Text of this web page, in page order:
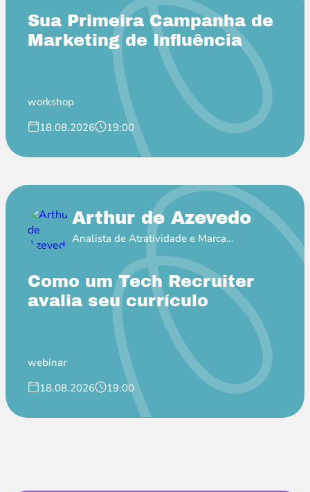
Sua Primeira Campanha de
Marketing de Influência
workshop
18.08.2026
19:00
Arthur de Azevedo
Analista de Atratividade e Marca
Empregadora no Itaú
Como um Tech Recruiter
avalia seu currículo
webinar
18.08.2026
19:00